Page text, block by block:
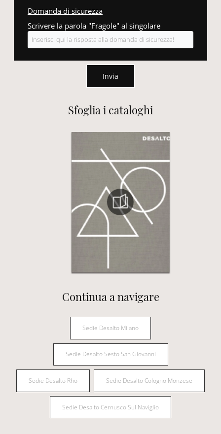
Sfoglia i cataloghi
Continua a navigare
Sedie Desalto Milano
Sedie Desalto Sesto San Giovanni
Sedie Desalto Rho Sedie Desalto Cologno Monzese
Sedie Desalto Cernusco Sul Naviglio
Domanda di sicurezza
Scrivere la parola "Fragole" al singolare
Invia